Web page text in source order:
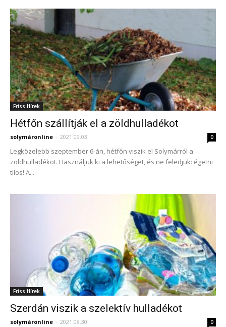
Friss Hírek
Hétfőn szállítják el a zöldhulladékot
solymáronline - 2021.09.03. 0
Legközelebb szeptember 6-án, hétfőn viszik el Solymárról a
zöldhulladékot. Használjuk ki a lehetőséget, és ne feledjük: égetni
tilos! A...
Friss Hírek
Szerdán viszik a szelektív hulladékot
solymáronline - 2021.08.30. 0